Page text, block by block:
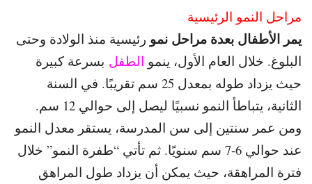
مراحل النمو الرئيسية
يمر الأطفال بعدة مراحل نمو رئيسية منذ الولادة وحتى
البلوغ. خلال العام الأول، ينمو الطفل بسرعة كبيرة
حيث يزداد طوله بمعدل 25 سم تقريبًا.
في السنة
الثانية، يتباطأ النمو نسبيًا ليصل إلى حوالي 12 سم.
ومن عمر سنتين إلى سن المدرسة، يستقر معدل النمو
عند حوالي 6-7 سم سنويًا.
ثم تأتي “طفرة النمو” خلال
فترة المراهقة، حيث يمكن أن يزداد طول المراهق